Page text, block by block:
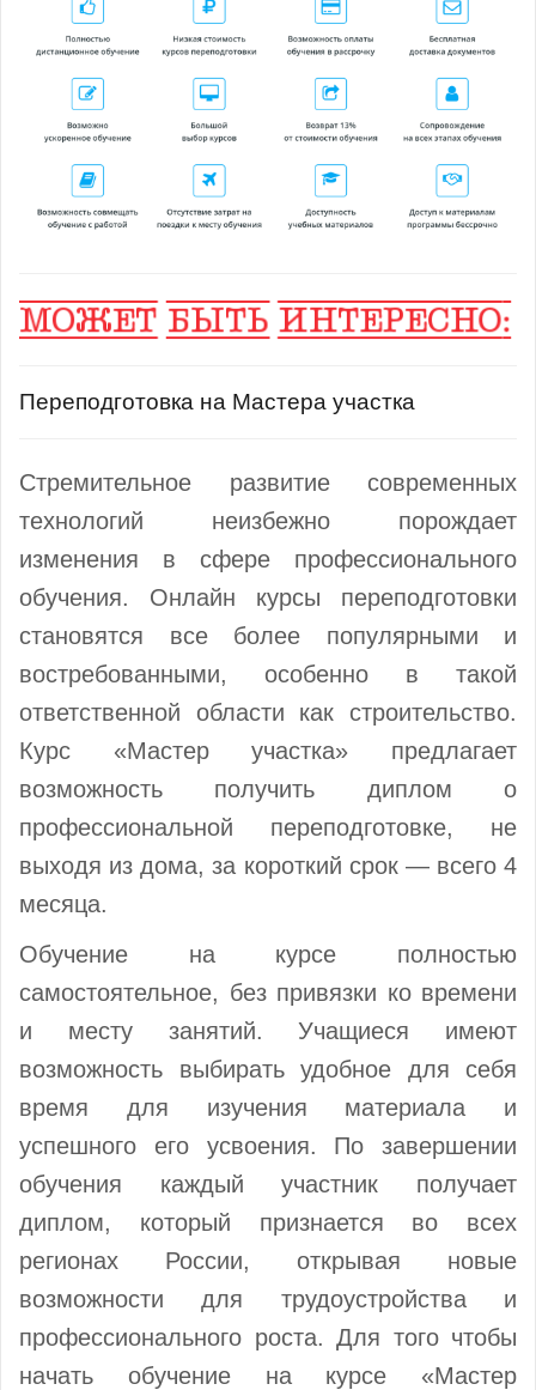
Переподготовка на Мастера участка
Стремительное развитие современных
технологий неизбежно порождает
изменения в сфере профессионального
обучения. Онлайн курсы переподготовки
становятся все более популярными и
востребованными, особенно в такой
ответственной области как строительство.
Курс «Мастер участка» предлагает
возможность получить диплом о
профессиональной переподготовке, не
выходя из дома, за короткий срок — всего 4
месяца.
Обучение на курсе полностью
самостоятельное, без привязки ко времени
и месту занятий. Учащиеся имеют
возможность выбирать удобное для себя
время для изучения материала и
успешного его усвоения. По завершении
обучения каждый участник получает
диплом, который признается во всех
регионах России, открывая новые
возможности для трудоустройства и
профессионального роста. Для того чтобы
начать обучение на курсе «Мастер